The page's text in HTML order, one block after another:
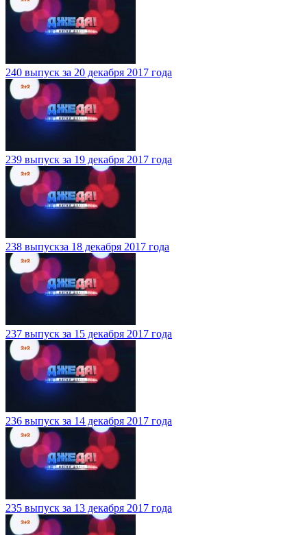
240 выпуск за 20 декабря 2017 года
239 выпуск за 19 декабря 2017 года
238 выпускза 18 декабря 2017 года
237 выпуск за 15 декабря 2017 года
236 выпуск за 14 декабря 2017 года
235 выпуск за 13 декабря 2017 года